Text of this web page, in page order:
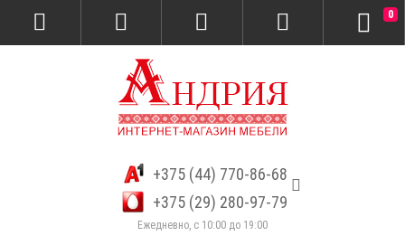
+375 (44) 770-86-68
+375 (29) 280-97-79
Ежедневно, с 10:00 до 19:00
0